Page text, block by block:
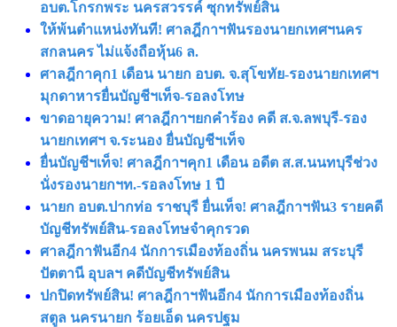
อบต.โกรกพระ นครสวรรค์ ซุกทรัพย์สิน
ให้พ้นตำแหน่งทันที! ศาลฎีกาฯฟันรองนายกเทศฯนคร
สกลนคร ไม่แจ้งถือหุ้น6 ล.
ศาลฎีกาคุก1 เดือน นายก อบต. จ.สุโขทัย-รองนายกเทศฯ
มุกดาหารยื่นบัญชีฯเท็จ-รอลงโทษ
ขาดอายุความ! ศาลฎีกาฯยกคำร้อง คดี ส.จ.ลพบุรี-รอง
นายกเทศฯ จ.ระนอง ยื่นบัญชีฯเท็จ
ยื่นบัญชีฯเท็จ! ศาลฎีกาฯคุก1 เดือน อดีต ส.ส.นนทบุรีช่วง
นั่งรองนายกฯท.-รอลงโทษ 1 ปี
นายก อบต.ปากท่อ ราชบุรี ยื่นเท็จ! ศาลฎีกาฯฟัน3 รายคดี
บัญชีทรัพย์สิน-รอลงโทษจำคุกรวด
ศาลฎีกาฟันอีก4 นักการเมืองท้องถิ่น นครพนม สระบุรี
ปัตตานี อุบลฯ คดีบัญชีทรัพย์สิน
ปกปิดทรัพย์สิน! ศาลฎีกาฯฟันอีก4 นักการเมืองท้องถิ่น
สตูล นครนายก ร้อยเอ็ด นครปฐม